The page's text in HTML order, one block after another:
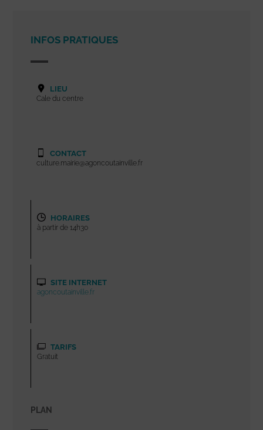
INFOS PRATIQUES
LIEU
Cale du centre
CONTACT
culture.mairie@agoncoutainville.fr
HORAIRES
à partir de 14h30
SITE INTERNET
agoncoutainville.fr
TARIFS
Gratuit
PLAN